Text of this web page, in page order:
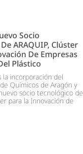
Socio
ARAQUIP, Clúster
De Empresas
Plástico
la incorporación del
Químicos de Aragón y
socio tecnológico de
para la Innovación de